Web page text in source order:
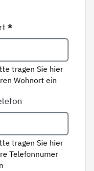
*
tragen Sie hier
Wohnort ein
tragen Sie hier
Telefonnumer